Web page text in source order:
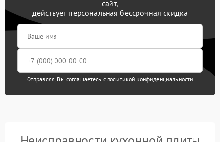
сайт,
действует персональная бессрочная скидка
Отправляя, Вы соглашаетесь с политикой конфиденциальности